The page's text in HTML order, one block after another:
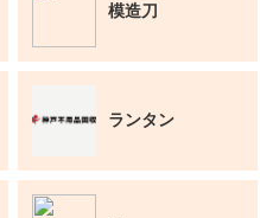
模造刀
ランタン